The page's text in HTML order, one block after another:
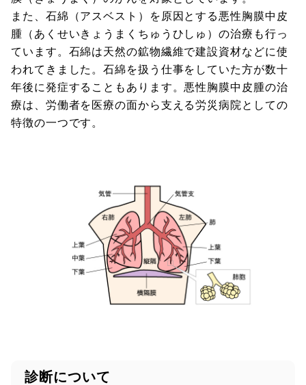
また、石綿（アスベスト）を原因とする悪性胸膜中皮
腫（あくせいきょうまくちゅうひしゅ）の治療も行っ
ています。石綿は天然の鉱物繊維で建設資材などに使
われてきました。石綿を扱う仕事をしていた方が数十
年後に発症することもあります。悪性胸膜中皮腫の治
療は、労働者を医療の面から支える労災病院としての
特徴の一つです。
診断について